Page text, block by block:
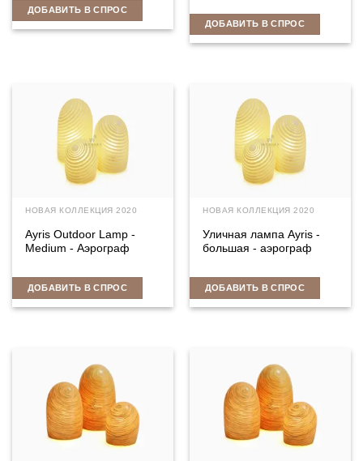
ДОБАВИТЬ В СПРОС
ДОБАВИТЬ В СПРОС
НОВАЯ КОЛЛЕКЦИЯ 2020
Ayris Outdoor Lamp -
Medium - Аэрограф
ДОБАВИТЬ В СПРОС
НОВАЯ КОЛЛЕКЦИЯ 2020
Уличная лампа Ayris -
большая - аэрограф
ДОБАВИТЬ В СПРОС